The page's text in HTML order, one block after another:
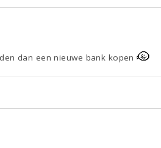
dan een nieuwe bank kopen